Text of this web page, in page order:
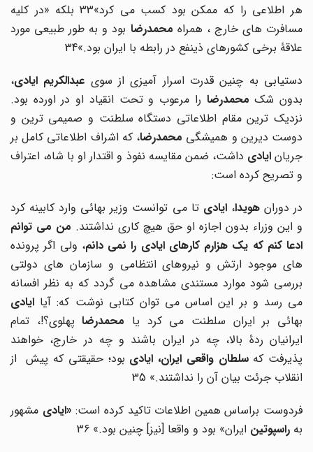
هر اطلاعی را که ممکن بود کسب می کرد»33
بلکه «در کلیه
مسافرت های خارج ، همراه محمدرضابود و به طور طبیعی مورد
علاقۀ برخی کشورهای ذینفع در رابطه با ایران بود.»34
دستیابی به چنین قدرت اسرار آمیزی از سویعبدالکریم ایادی،
بدون شکمحمدرضارا مرعوب و تحت انقیاد او در اورده بود.
نزدیک ترین مقام اطلاعاتی دستگاه سلطنت و صمیمی ترین و
دوست دیرین و همیشگیمحمدرضا، که اشراف اطلاعاتی کامل بر
جریانایادیداشت، ضمن مقایسه نفوذ و اقتدار او با شاه، اعتراف
و تصریح کرده است:
در دورانهویدا،ایادیتا می توانست وزیر بهائی وارد کابینه کرد
و این وزراء بدون اجازه او حق هیچ کاری نداشتند.من می توانم
ادعا کنم که یک هزارم کارهای ایادی را نمی دانم، ولی اگر پرونده
های موجود ارتش و نیروهای انتظامی و سازمان های دولتی
بررسی شود موارد مستندی مشاهده می گردد که به نظر افسانه
می رسد و بر این اساس می توان کتابی نوشت که: آیا ایادی
بهائی بر ایران سلطنت می کرد یامحمدرضاپهلوی؟!، تمام
ایرانیان ردۀ بالا، چه در ایران باشند و چه در خارج، خواهند
پذیرفت کهسلطان واقعی ایران، ایادیبود؛ حقیقتی که پیش از
انقلاب جرئت بیان آن را نداشتند.» 35
فردوست براساس همین اطلاعات تاکید کرده است:«ایادیمشهور
بهراسپوتینایران» بود و واقعا [نیز] چنین بود.»36